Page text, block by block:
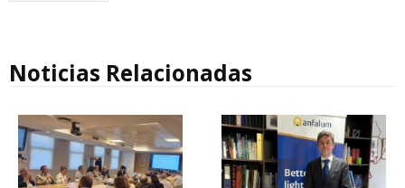
Noticias Relacionadas